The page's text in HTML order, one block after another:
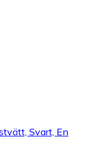
Svart, En